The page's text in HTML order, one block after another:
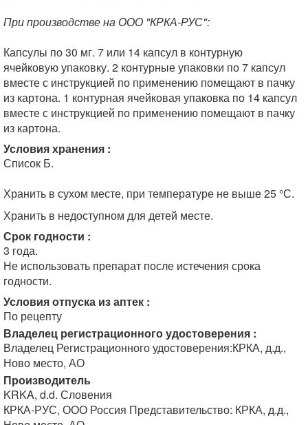
При производстве на ООО "КРКА-РУС":
Капсулы по 30 мг. 7 или 14 капсул в контурную
ячейковую упаковку. 2 контурные упаковки по 7 капсул
вместе с инструкцией по применению помещают в пачку
из картона. 1 контурная ячейковая упаковка по 14 капсул
вместе с инструкцией по применению помещают в пачку
из картона.
Условия хранения :
Список Б.
Хранить в сухом месте, при температуре не выше 25 °С.
Хранить в недоступном для детей месте.
Срок годности :
3 года.
Не использовать препарат после истечения срока
годности.
Условия отпуска из аптек :
По рецепту
Владелец регистрационного удостоверения :
Владелец Регистрационного удостоверения:КРКА, д.д.,
Ново место, АО
Производитель
KRKA, d.d. Словения
КРКА-РУС, ООО Россия Представительство: КРКА, д.д.,